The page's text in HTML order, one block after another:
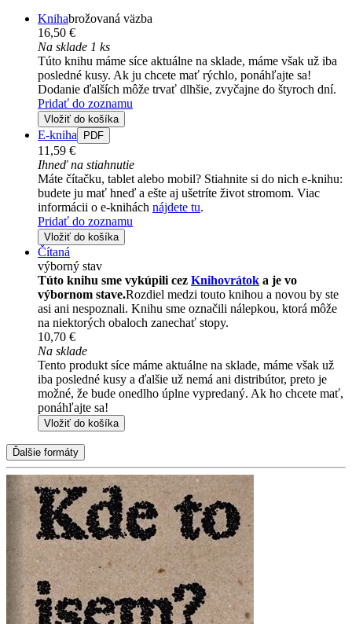
Knihabrožovaná väzba
16,50 €
Na sklade 1 ks
Túto knihu máme síce aktuálne na sklade, máme však už iba
posledné kusy. Ak ju chcete mať rýchlo, ponáhľajte sa!
Dodanie ďalších môže trvať dlhšie, zvyčajne do štyroch dní.
Pridať do zoznamu
Vložiť do košíka
E-kniha PDF
11,59 €
Ihneď na stiahnutie
Máte čítačku, tablet alebo mobil? Stiahnite si do nich e-knihu:
budete ju mať hneď a ešte aj ušetríte život stromom. Viac
informácii o e-knihách nájdete tu.
Pridať do zoznamu
Vložiť do košíka
Čítaná
výborný stav
Túto knihu sme vykúpili cez Knihovrátok a je vo
výbornom stave.Rozdiel medzi touto knihou a novou by ste
asi ani nespoznali. Knihu sme označili nálepkou, ktorá môže
na niektorých obaloch zanechať stopy.
10,70 €
Na sklade
Tento produkt síce máme aktuálne na sklade, máme však už
iba posledné kusy a ďalšie už nemá ani distribútor, preto je
možné, že bude onedlho úplne vypredaný. Ak ho chcete mať,
ponáhľajte sa!
Vložiť do košíka
Ďalšie formáty